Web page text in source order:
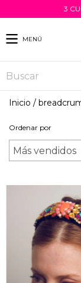
3
MENÚ
Inicio /
Ordenar por